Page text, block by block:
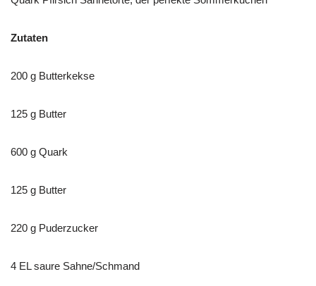
Zutaten
200 g Butterkekse
125 g Butter
600 g Quark
125 g Butter
220 g Puderzucker
4 EL saure Sahne/Schmand